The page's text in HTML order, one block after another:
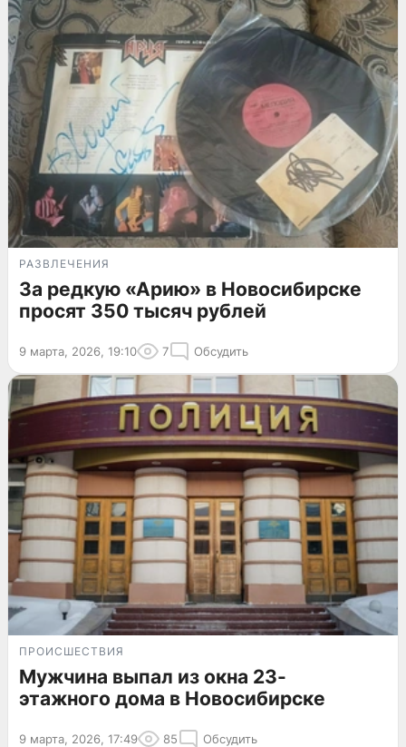
РАЗВЛЕЧЕНИЯ
За редкую «Арию» в Новосибирске
просят 350 тысяч рублей
9 марта, 2026, 19:10 7 Обсудить
ПРОИСШЕСТВИЯ
Мужчина выпал из окна 23-
этажного дома в Новосибирске
9 марта, 2026, 17:49 85 Обсудить